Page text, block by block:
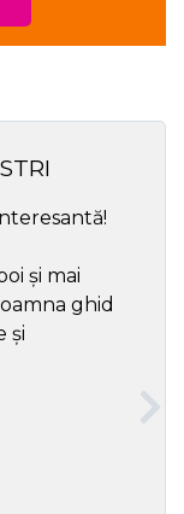
și mai
ghid
și